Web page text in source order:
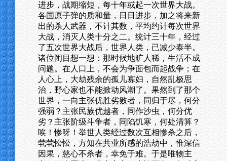
进步，战期缩短，每十年或起一次世界大战。
各国原子弹的质和量，日日进步，加之将来新
出的杀人武器，不计其数，平均约计每次世界
大战，消灭人类十分之二。统计三十年，经过
了五次世界大战后，世界人类，已减少泰半。
诸位闭目想一想：那时候地旷人稀，生活不成
问题。在人口上，不会为争面包而起战争；在
人心上，大劫残余的孤儿寡妇，自然乱极思
治，野心家也不能掀动风潮了。果然到了那个
世界，一向主张优胜劣败者，同归于尽，何分
强弱？主张民族优越者，同作沙虫，何分优
劣？主张阶级斗争者，同陷饥寒，何处清算？
唉！惨呀！举世人类经过数次互相惨杀之后，
茕茕忪忪，方知在共业所感的浩劫中，惟深信
因果，慈心不杀者，幸免于难。于是唯物主